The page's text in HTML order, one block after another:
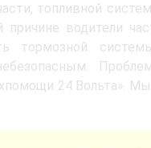
топливной
водители
тормозной
24 Вольта».